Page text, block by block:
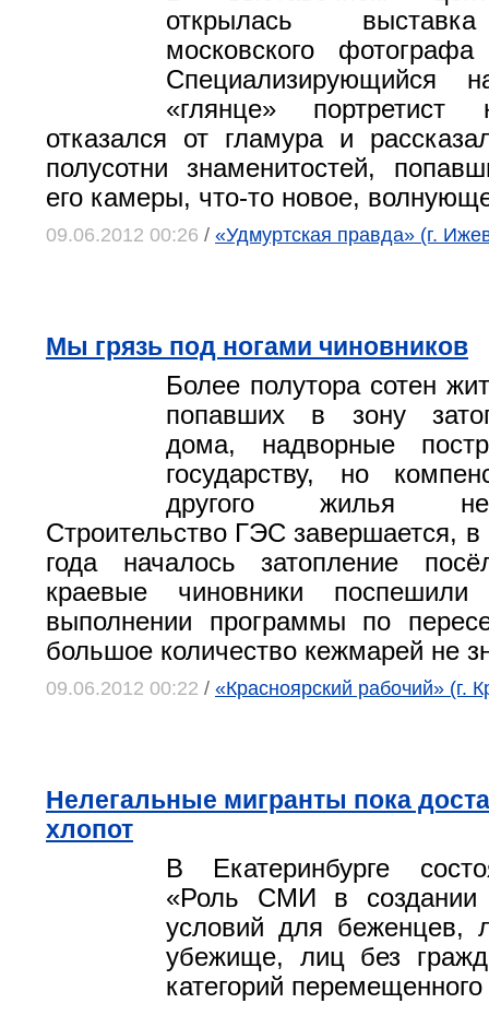
открылась
московского
Специализирующийся
«глянце»
отказался от гламура и
полусотни знаменитостей,
его камеры, что-то новое,
09.06.2012 00:26 / «Удмуртская правда» (г.
Мы грязь под ногами чиновников
Более полутора сотен
попавших в зону
дома, надворные
государству, но
другого жилья
Строительство ГЭС завершается,
года началось затопление
краевые чиновники поспешили
выполнении программы по
большое количество кежмарей не
09.06.2012 00:22 / «Красноярский рабочий» (г.
Нелегальные мигранты пока
хлопот
В Екатеринбурге
«Роль СМИ в создании
условий для беженцев,
убежище, лиц без
категорий